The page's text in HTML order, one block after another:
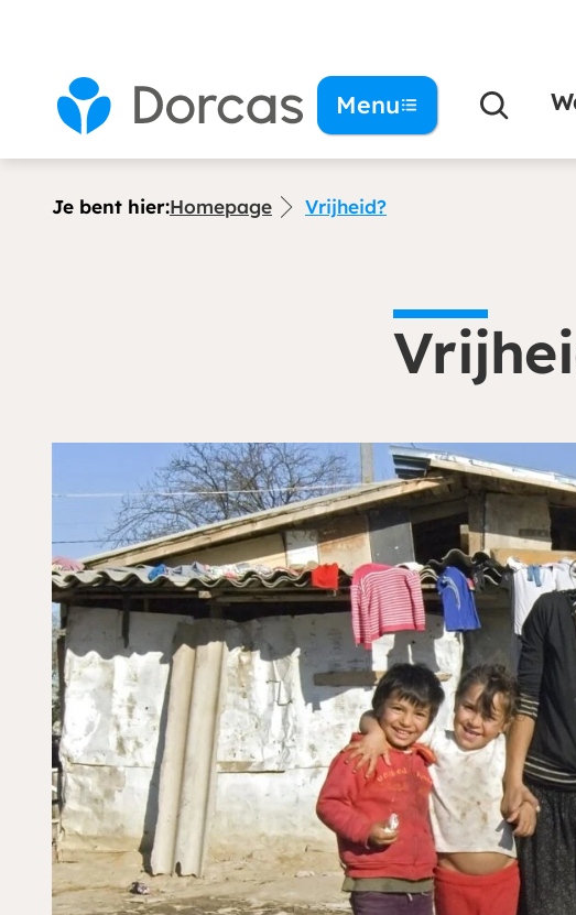
Menu
Je bent hier:Homepage Vrijheid?
Je kunt eenmalig of periodiek
land waar je aan wilt bijdragen.
Doneren